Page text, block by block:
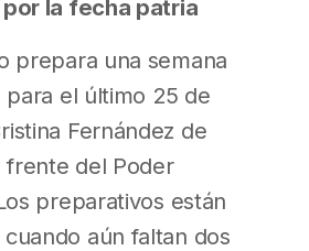
la fecha patria
prepara una semana
para el último 25 de
Fernández de
frente del Poder
preparativos están
aún faltan dos